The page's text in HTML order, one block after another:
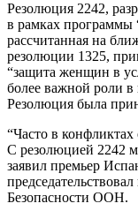
Резолюция 2242,
в рамках программы
рассчитанная на
резолюции 1325,
“защита женщин в
более важной роли
Резолюция была
“Часто в
С резолюцией 2242
заявил премьер
Безопасности ООН.